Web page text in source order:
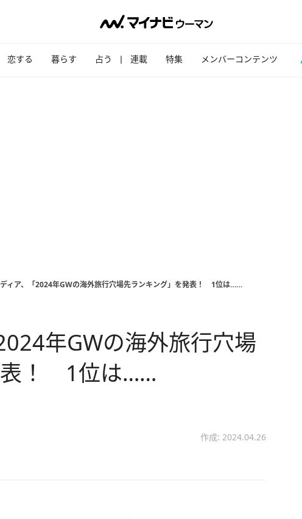
恋する 暮らす 占う 連載 特集 メンバーコンテンツ
ィア、「2024年GWの海外旅行穴場先ランキング」を発表！ 1位は……
年GWの海外旅行穴場
表！ 1位は……
作成: 2024.04.26